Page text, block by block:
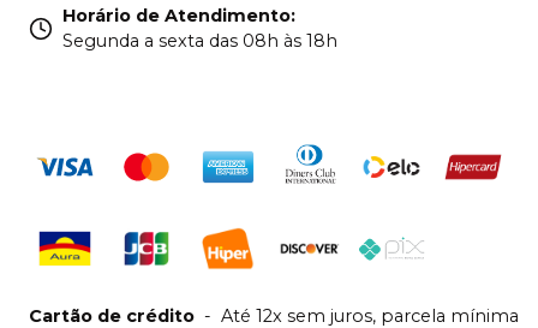
Horário de Atendimento:
Segunda a sexta das 08h às 18h
Cartão de crédito - Até 12x sem juros, parcela mínima